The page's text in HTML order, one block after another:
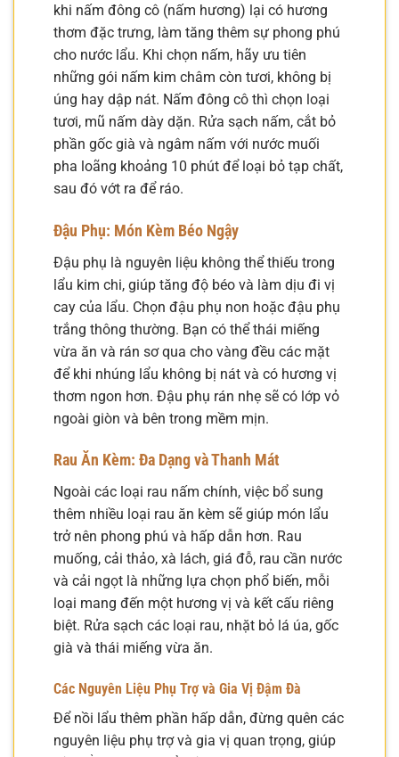
khi nấm đông cô (nấm hương) lại có hương
thơm đặc trưng, làm tăng thêm sự phong phú
cho nước lẩu. Khi chọn nấm, hãy ưu tiên
những gói nấm kim châm còn tươi, không bị
úng hay dập nát. Nấm đông cô thì chọn loại
tươi, mũ nấm dày dặn. Rửa sạch nấm, cắt bỏ
phần gốc già và ngâm nấm với nước muối
pha loãng khoảng 10 phút để loại bỏ tạp chất,
sau đó vớt ra để ráo.
Đậu Phụ: Món Kèm Béo Ngậy
Đậu phụ là nguyên liệu không thể thiếu trong
lẩu kim chi, giúp tăng độ béo và làm dịu đi vị
cay của lẩu. Chọn đậu phụ non hoặc đậu phụ
trắng thông thường. Bạn có thể thái miếng
vừa ăn và rán sơ qua cho vàng đều các mặt
để khi nhúng lẩu không bị nát và có hương vị
thơm ngon hơn. Đậu phụ rán nhẹ sẽ có lớp vỏ
ngoài giòn và bên trong mềm mịn.
Rau Ăn Kèm: Đa Dạng và Thanh Mát
Ngoài các loại rau nấm chính, việc bổ sung
thêm nhiều loại rau ăn kèm sẽ giúp món lẩu
trở nên phong phú và hấp dẫn hơn. Rau
muống, cải thảo, xà lách, giá đỗ, rau cần nước
và cải ngọt là những lựa chọn phổ biến, mỗi
loại mang đến một hương vị và kết cấu riêng
biệt. Rửa sạch các loại rau, nhặt bỏ lá úa, gốc
già và thái miếng vừa ăn.
Các Nguyên Liệu Phụ Trợ và Gia Vị Đậm Đà
Để nồi lẩu thêm phần hấp dẫn, đừng quên các
nguyên liệu phụ trợ và gia vị quan trọng, giúp